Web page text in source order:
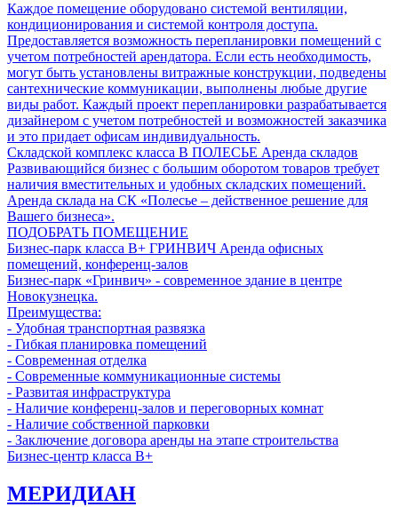
Каждое помещение оборудовано системой вентиляции,
кондиционирования и системой контроля доступа.
Предоставляется возможность перепланировки помещений с
учетом потребностей арендатора. Если есть необходимость,
могут быть установлены витражные конструкции, подведены
сантехнические коммуникации, выполнены любые другие
виды работ. Каждый проект перепланировки разрабатывается
дизайнером с учетом потребностей и возможностей заказчика
и это придает офисам индивидуальность.
Складской комплекс класса B ПОЛЕСЬЕ Аренда складов
Развивающийся бизнес с большим оборотом товаров требует
наличия вместительных и удобных складских помещений.
Аренда склада на СК «Полесье – действенное решение для
Вашего бизнеса».
ПОДОБРАТЬ ПОМЕЩЕНИЕ
Бизнес-парк класса В+ ГРИНВИЧ Аренда офисных
помещений, конференц-залов
Бизнес-парк «Гринвич» - современное здание в центре
Новокузнецка.
Преимущества:
- Удобная транспортная развязка
- Гибкая планировка помещений
- Современная отделка
- Современные коммуникационные системы
- Развитая инфраструктура
- Наличие конференц-залов и переговорных комнат
- Наличие собственной парковки
- Заключение договора аренды на этапе строительства
Бизнес-центр класса B+
МЕРИДИАН